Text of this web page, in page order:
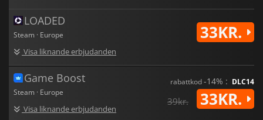
LOADED
Steam · Europe
Visa liknande erbjudanden
33KR.
Game Boost
Steam · Europe
Visa liknande erbjudanden
rabattkod-14% : DLC14
39kr. 33KR.